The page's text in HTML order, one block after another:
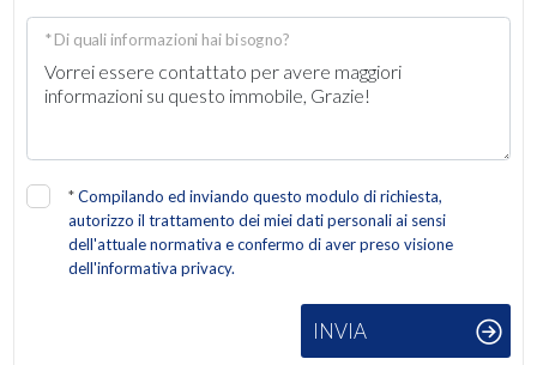
* Di quali informazioni hai bisogno?
*Compilando ed inviando questo modulo di richiesta,
autorizzo il trattamento dei miei dati personali ai sensi
dell'attuale normativa e confermo di aver preso visione
dell'informativa privacy.
INVIA
Balcone/Terrazzo
Ascensore
Arredato